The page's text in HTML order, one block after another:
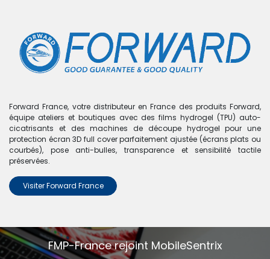
Boutique 0 articles trouvés.
Nous n'avons trouvé aucun
produit !
Aucun produit défini dans la catégorie S4 - i9505.
Forward France, votre distributeur en France des produits Forward,
équipe ateliers et boutiques avec des films hydrogel (TPU) auto-
cicatrisants et des machines de découpe hydrogel pour une
protection écran 3D full cover parfaitement ajustée (écrans plats ou
courbés), pose anti-bulles, transparence et sensibilité tactile
préservées.
Visiter Forward France
FMP-France rejoint MobileSentrix